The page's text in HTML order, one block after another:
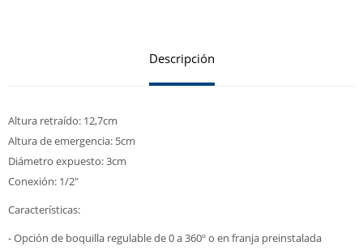
Descripción
Altura retraído: 12,7cm
Altura de emergencia: 5cm
Diámetro expuesto: 3cm
Conexión: 1/2"
Características:
- Opción de boquilla regulable de 0 a 360º o en franja preinstalada